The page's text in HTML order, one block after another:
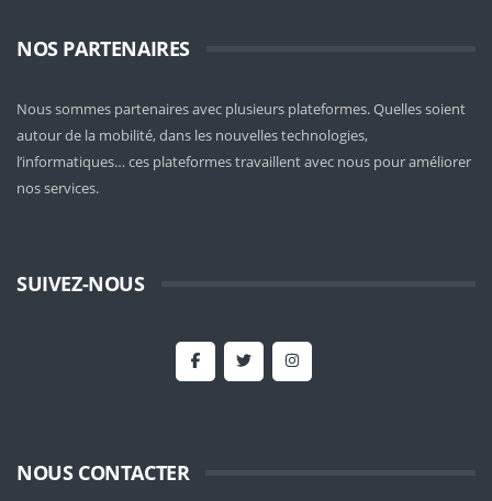
NOS PARTENAIRES
Nous sommes partenaires avec plusieurs plateformes. Quelles soient
autour de la mobilité, dans les nouvelles technologies,
l’informatiques… ces plateformes travaillent avec nous pour améliorer
nos services.
SUIVEZ-NOUS
NOUS CONTACTER